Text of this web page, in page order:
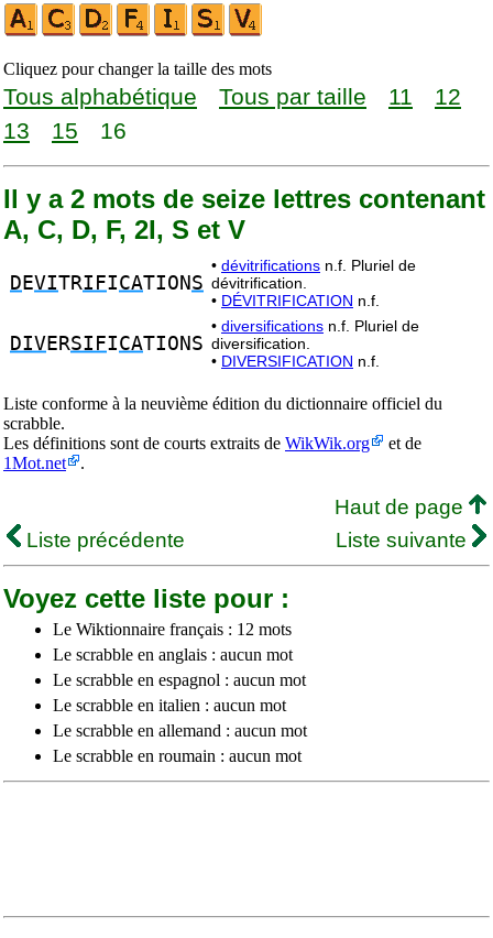
Cliquez pour changer la taille des mots
Tous alphabétique Tous par taille 11
12
13
15 16
Il y a 2 mots de seize lettres contenant
A, C, D, F, 2I, S et V
D EVITRIFICATION S
• dévitrifications n.f. Pluriel de
dévitrification.
• DÉVITRIFICATION n.f.
DIVERSIFICATIONS
• diversifications n.f. Pluriel de
diversification.
• DIVERSIFICATION n.f.
Liste conforme à la neuvième édition du dictionnaire officiel du
scrabble.
Les définitions sont de courts extraits de WikWik.org
et de
1Mot.net
.
Haut de page
Liste précédente
Liste suivante
Voyez cette liste pour :
Le Wiktionnaire français : 12 mots
Le scrabble en anglais : aucun mot
Le scrabble en espagnol : aucun mot
Le scrabble en italien : aucun mot
Le scrabble en allemand : aucun mot
Le scrabble en roumain : aucun mot